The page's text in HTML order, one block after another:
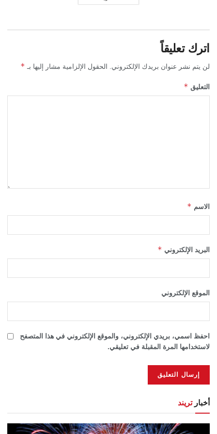
اترك تعليقاً
لن يتم نشر عنوان بريدك الإلكتروني. الحقول الإلزامية مشار إليها بـ *
التعليق *
الاسم *
البريد الإلكتروني *
الموقع الإلكتروني
احفظ اسمي، بريدي الإلكتروني، والموقع الإلكتروني في هذا المتصفح
لاستخدامها المرة المقبلة في تعليقي.
أخبارتريند